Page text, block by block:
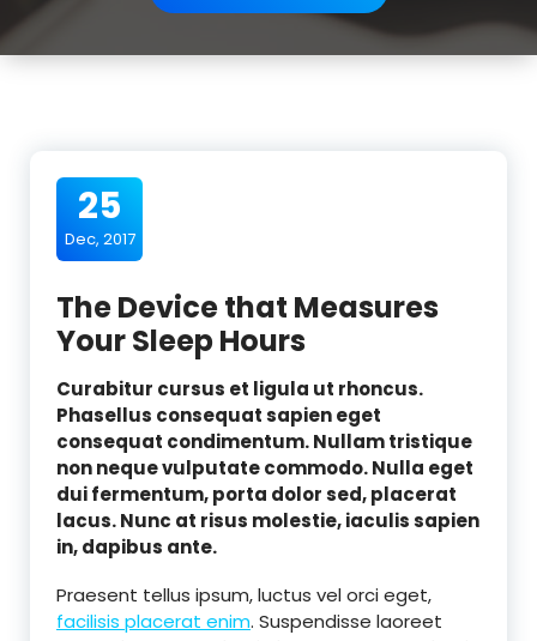
25
Dec, 2017
The Device that Measures
Your Sleep Hours
Curabitur cursus et ligula ut rhoncus.
Phasellus consequat sapien eget
consequat condimentum. Nullam tristique
non neque vulputate commodo. Nulla eget
dui fermentum, porta dolor sed, placerat
lacus. Nunc at risus molestie, iaculis sapien
in, dapibus ante.
Praesent tellus ipsum, luctus vel orci eget,
facilisis placerat enim. Suspendisse laoreet